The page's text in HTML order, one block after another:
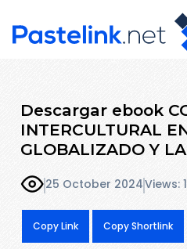
Descargar ebook
INTERCULTURAL
GLOBALIZADO Y
25 October 2024Views:
Copy Link Copy Shortlink